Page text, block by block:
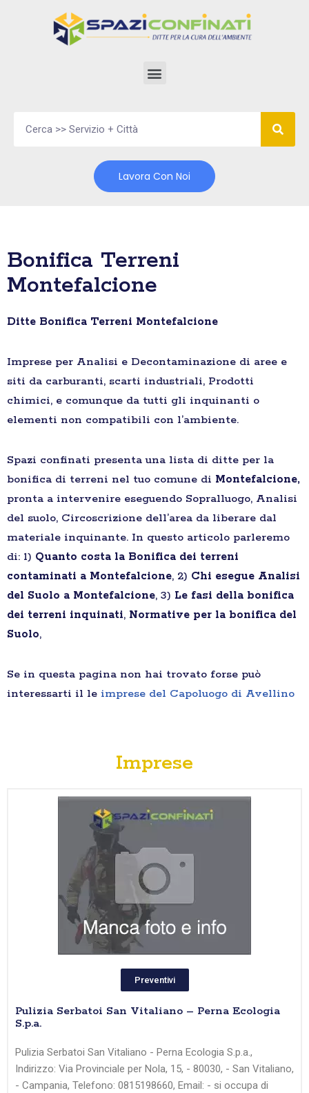
Lavora Con Noi
Bonifica Terreni
Montefalcione
Ditte Bonifica Terreni Montefalcione
Imprese per Analisi e Decontaminazione di aree e
siti da carburanti, scarti industriali, Prodotti
chimici, e comunque da tutti gli inquinanti o
elementi non compatibili con l’ambiente.
Spazi confinati presenta una lista di ditte per la
bonifica di terreni nel tuo comune di Montefalcione,
pronta a intervenire eseguendo Sopralluogo, Analisi
del suolo, Circoscrizione dell’area da liberare dal
materiale inquinante. In questo articolo parleremo
di: 1) Quanto costa la Bonifica dei terreni
contaminati a Montefalcione, 2) Chi esegue Analisi
del Suolo a Montefalcione, 3) Le fasi della bonifica
dei terreni inquinati, Normative per la bonifica del
Suolo,
Se in questa pagina non hai trovato forse può
interessarti il le imprese del Capoluogo di Avellino
Imprese
Preventivi
Pulizia Serbatoi San Vitaliano – Perna Ecologia
S.p.a.
Pulizia Serbatoi San Vitaliano - Perna Ecologia S.p.a.,
Indirizzo: Via Provinciale per Nola, 15, - 80030, - San Vitaliano,
- Campania, Telefono: 0815198660, Email: - si occupa di